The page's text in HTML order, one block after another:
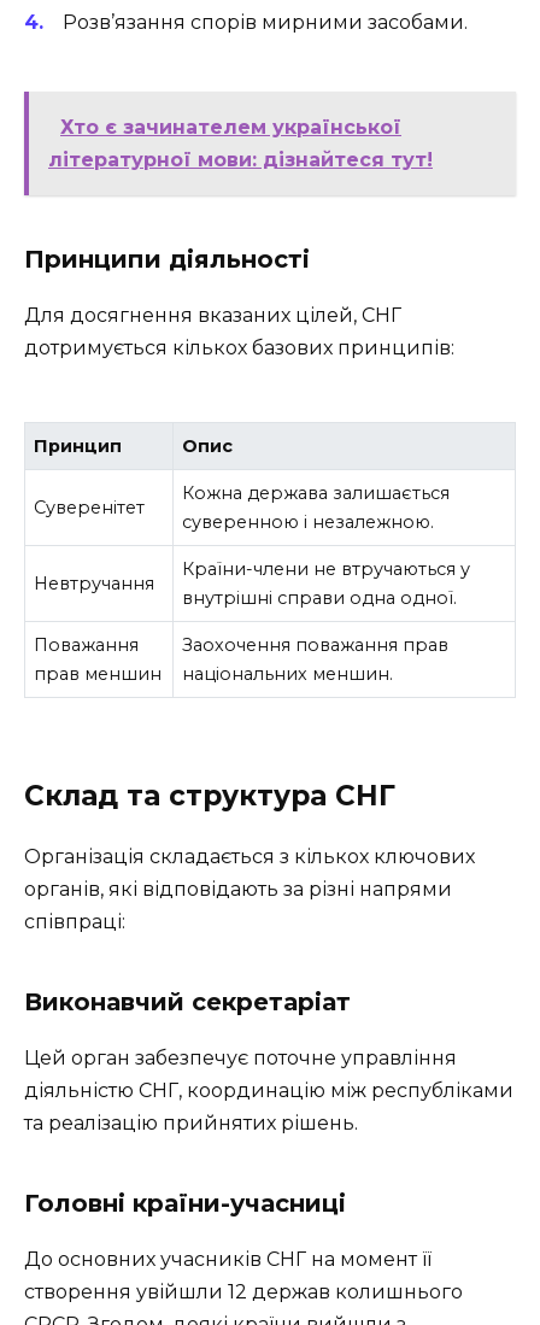
Розв’язання спорів мирними засобами.
Хто є зачинателем української
літературної мови: дізнайтеся тут!
Принципи діяльності
Для досягнення вказаних цілей, СНГ
дотримується кількох базових принципів:
Принцип Опис
Суверенітет
Кожна держава залишається
суверенною і незалежною.
Невтручання
Країни-члени не втручаються у
внутрішні справи одна одної.
Поважання
прав меншин
Заохочення поважання прав
національних меншин.
Склад та структура СНГ
Організація складається з кількох ключових
органів, які відповідають за різні напрями
співпраці:
Виконавчий секретаріат
Цей орган забезпечує поточне управління
діяльністю СНГ, координацію між республіками
та реалізацію прийнятих рішень.
Головні країни-учасниці
До основних учасників СНГ на момент її
створення увійшли 12 держав колишнього